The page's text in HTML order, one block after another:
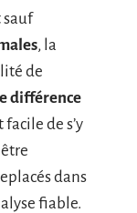
sauf
, la
de
différence
facile de s’y
dans
fiable.